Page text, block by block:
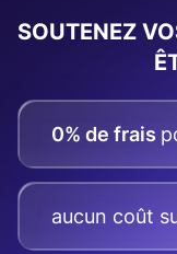
SOUTENEZ
0% de frais
aucun coût